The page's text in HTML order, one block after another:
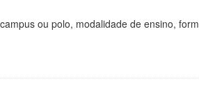
ou polo, modalidade de ensino,